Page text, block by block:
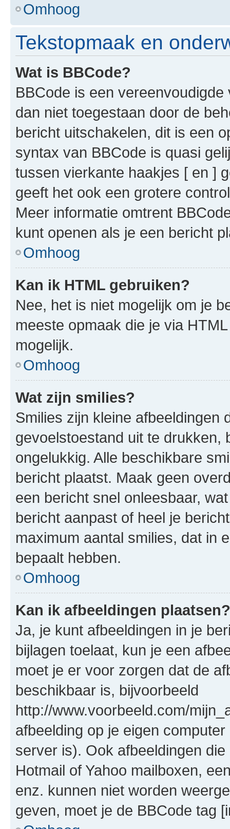
Omhoog
Tekstopmaak en
Wat is BBCode?
BBCode is een
dan niet toegestaan door de
bericht uitschakelen, dit is een
syntax van BBCode is quasi
tussen vierkante haakjes [ en ]
geeft het ook een grotere
Meer informatie omtrent
kunt openen als je een bericht
Omhoog
Kan ik HTML gebruiken?
Nee, het is niet mogelijk om je
meeste opmaak die je via
mogelijk.
Omhoog
Wat zijn smilies?
Smilies zijn kleine afbeeldingen
gevoelstoestand uit te drukken,
ongelukkig. Alle beschikbare
bericht plaatst. Maak geen
een bericht snel onleesbaar,
bericht aanpast of heel je
maximum aantal smilies, dat in
bepaalt hebben.
Omhoog
Kan ik afbeeldingen plaatsen?
Ja, je kunt afbeeldingen in je
bijlagen toelaat, kun je een
moet je er voor zorgen dat de
beschikbaar is, bijvoorbeeld
http://www.voorbeeld.com/
afbeelding op je eigen
server is). Ook afbeeldingen
Hotmail of Yahoo mailboxen,
enz. kunnen niet worden
geven, moet je de BBCode tag